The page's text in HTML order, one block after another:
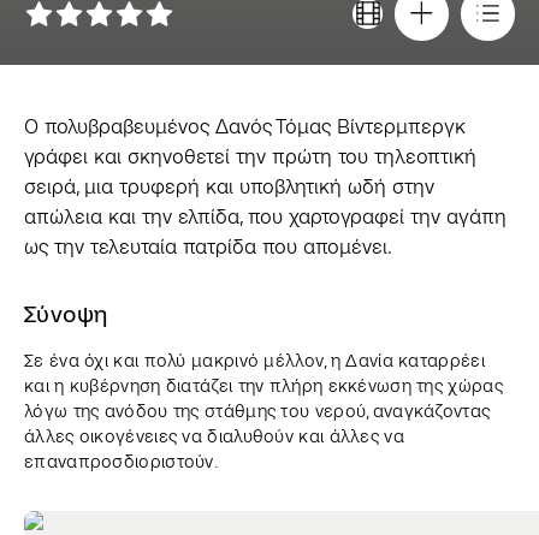
Ο πολυβραβευμένος Δανός Τόμας Βίντερμπεργκ
γράφει και σκηνοθετεί την πρώτη του τηλεοπτική
σειρά, μια τρυφερή και υποβλητική ωδή στην
απώλεια και την ελπίδα, που χαρτογραφεί την αγάπη
ως την τελευταία πατρίδα που απομένει.
Σύνοψη
Σε ένα όχι και πολύ μακρινό μέλλον, η Δανία καταρρέει
και η κυβέρνηση διατάζει την πλήρη εκκένωση της χώρας
λόγω της ανόδου της στάθμης του νερού, αναγκάζοντας
άλλες οικογένειες να διαλυθούν και άλλες να
επαναπροσδιοριστούν.